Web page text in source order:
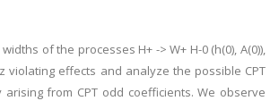
of the processes H+ -> W+ H-0 (h(0), A(0)),
violating effects and analyze the possible CPT
arising from CPT odd coefficients. We observe